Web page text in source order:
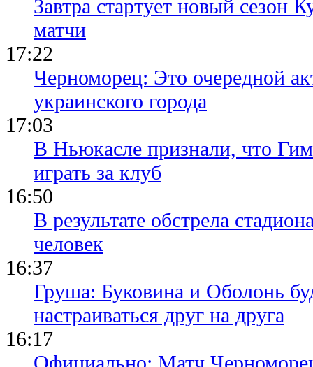
Завтра стартует новый сезон
матчи
17:22
Черноморец: Это очередной
украинского города
17:03
В Ньюкасле признали, что
играть за клуб
16:50
В результате обстрела
человек
16:37
Груша: Буковина и Оболонь
настраиваться друг на друга
16:17
Официально: Матч